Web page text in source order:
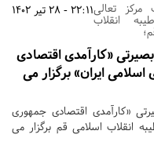
22:11 - 28 تیر 1402تعالی
انقلاب
«کارآمدی اقتصادی
ایران» برگزار می
«کارآمدی اقتصادی جمهوری
انقلاب اسلامی قم برگزار می